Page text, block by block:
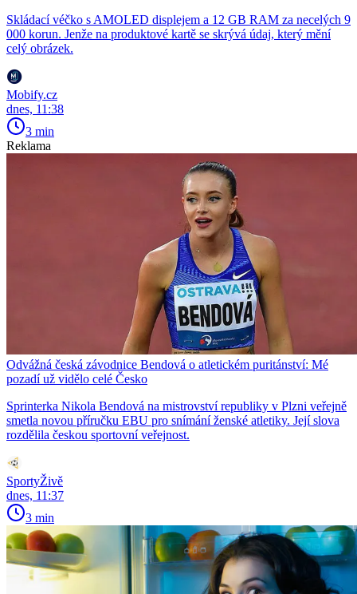
Skládací véčko s AMOLED displejem a 12 GB RAM za necelých 9
000 korun. Jenže na produktové kartě se skrývá údaj, který mění
celý obrázek.
Mobify.cz
dnes, 11:38
3 min
Reklama
Odvážná česká závodnice Bendová o atletickém puritánství: Mé
pozadí už vidělo celé Česko
Sprinterka Nikola Bendová na mistrovství republiky v Plzni veřejně
smetla novou příručku EBU pro snímání ženské atletiky. Její slova
rozdělila českou sportovní veřejnost.
SportyŽivě
dnes, 11:37
3 min